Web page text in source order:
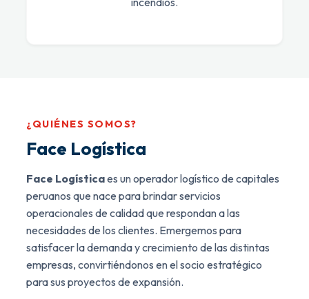
¿QUIÉNES SOMOS?
Face Logística
Face Logísticaes un operador logístico de capitales
peruanos que nace para brindar servicios
operacionales de calidad que respondan a las
necesidades de los clientes. Emergemos para
satisfacer la demanda y crecimiento de las distintas
empresas, convirtiéndonos en el socio estratégico
para sus proyectos de expansión.